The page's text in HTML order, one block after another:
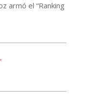
armó el “Ranking